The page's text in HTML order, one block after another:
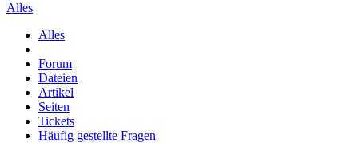
Alles
Alles
Forum
Dateien
Artikel
Seiten
Tickets
Häufig gestellte Fragen